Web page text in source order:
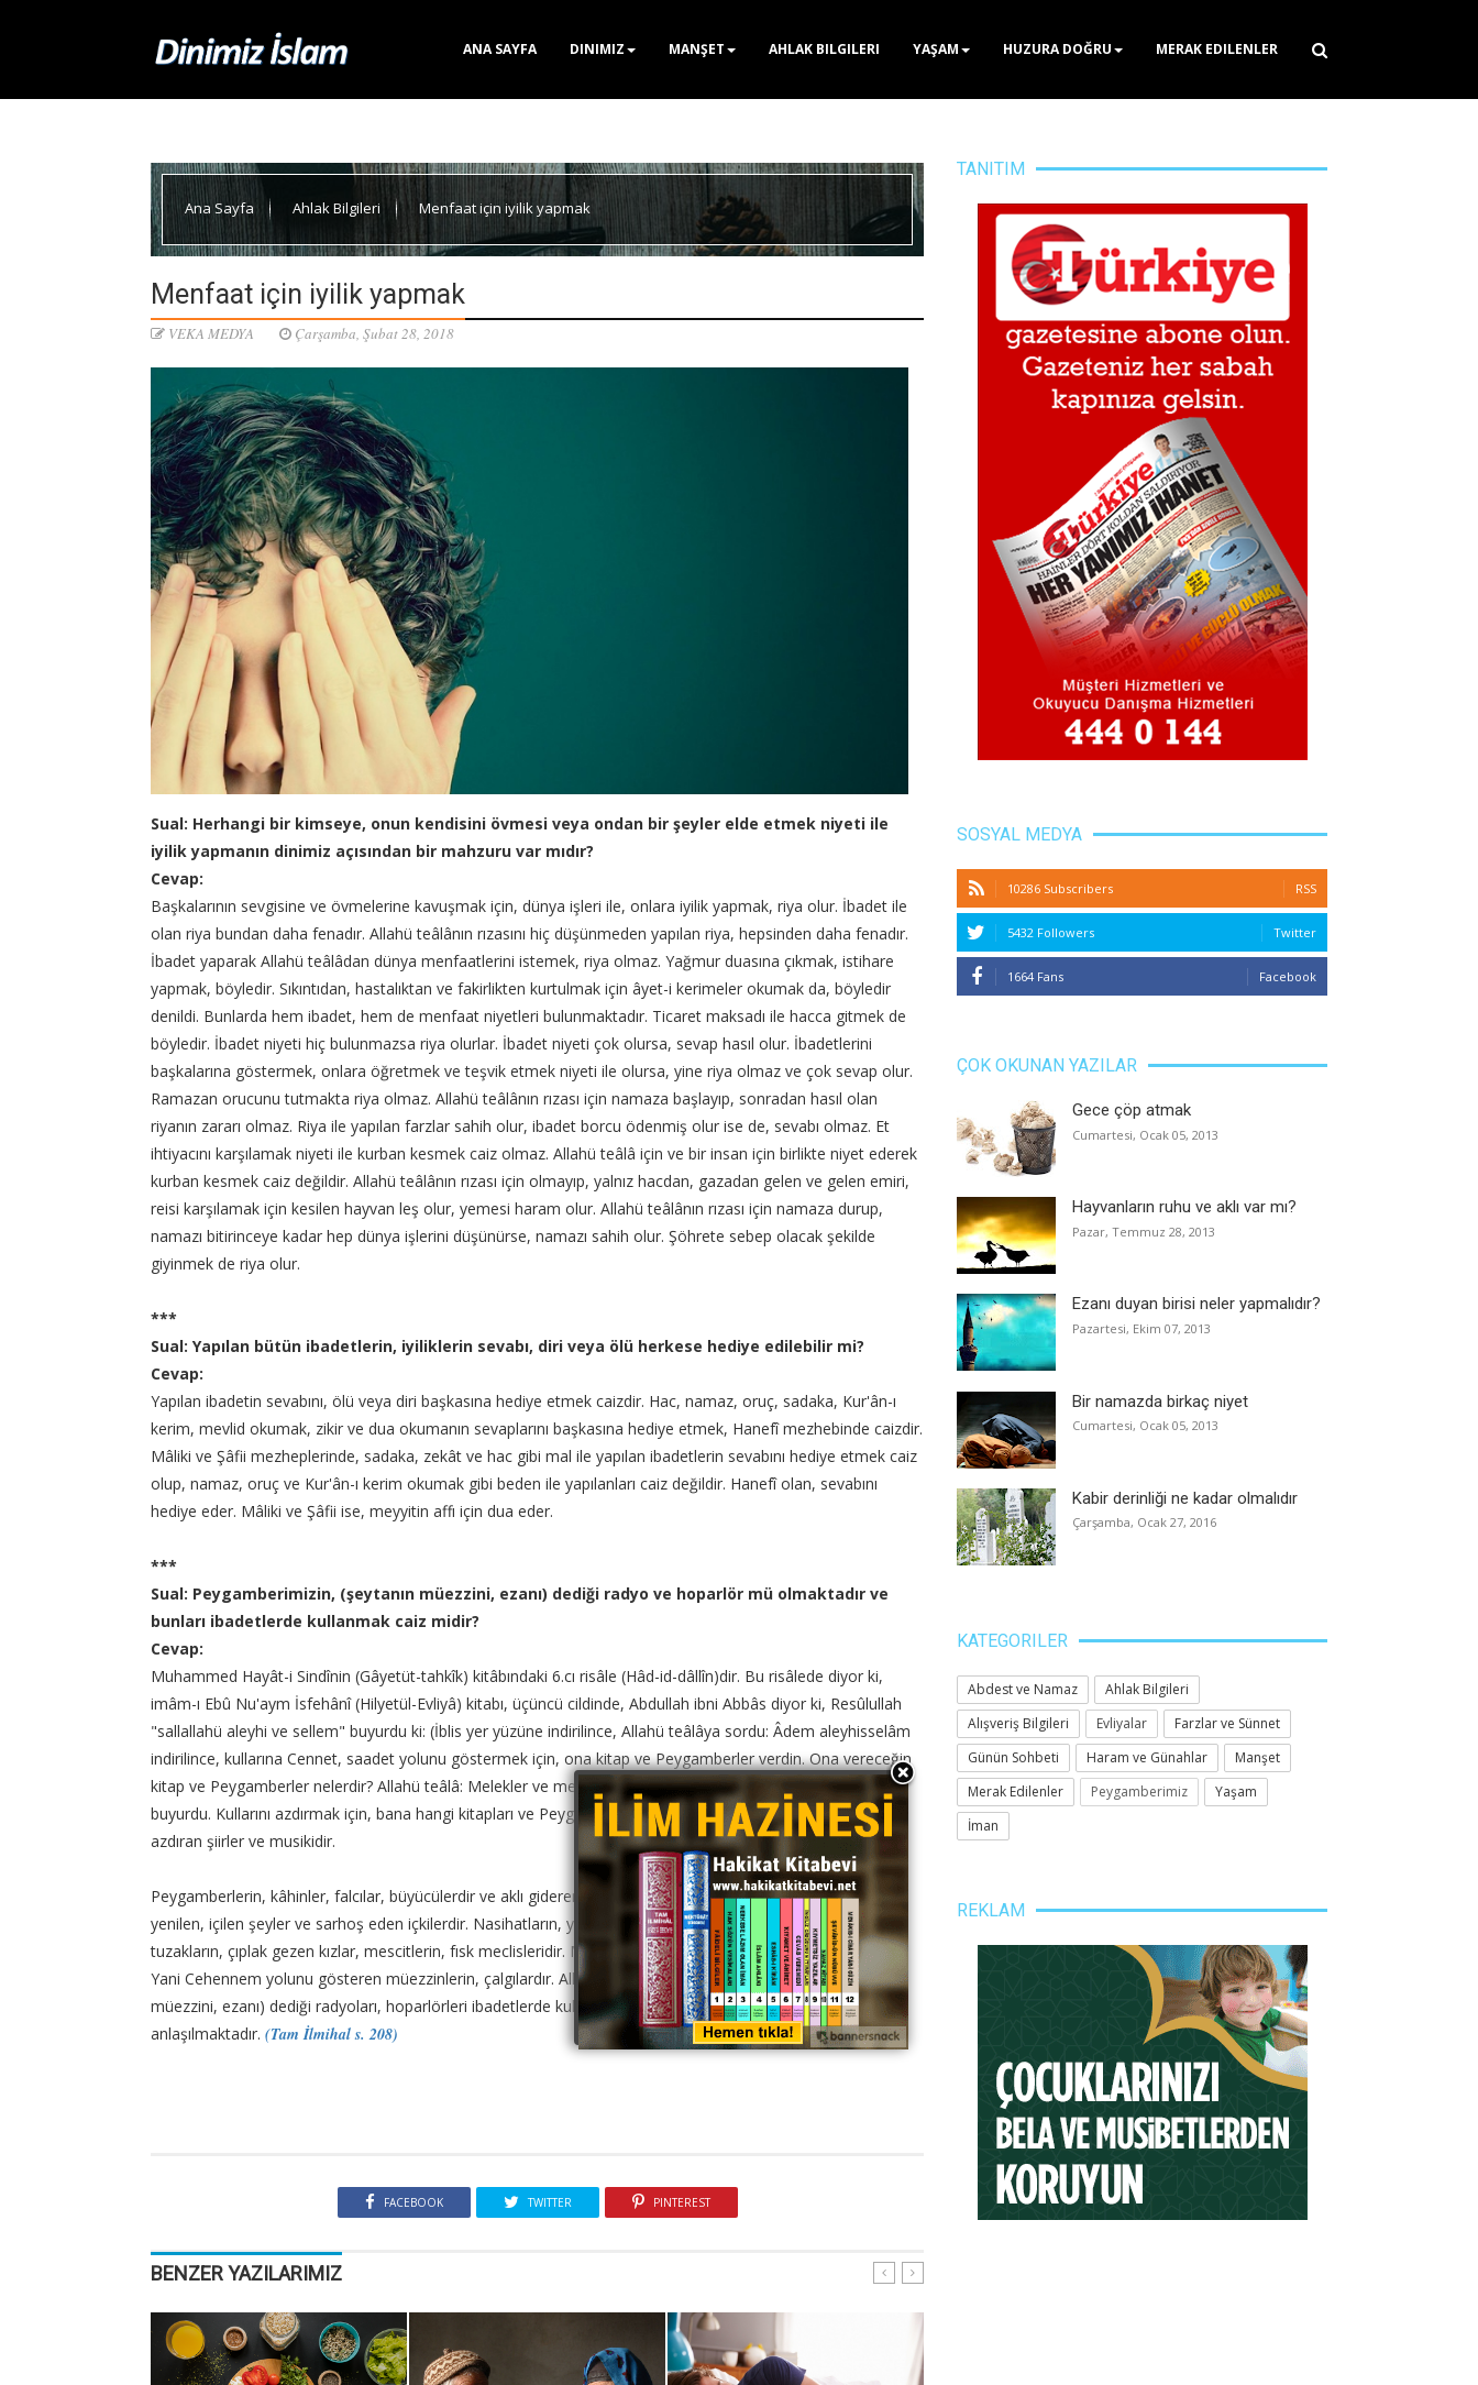
ANA SAYFA DINIMIZ MANŞET AHLAK BILGILERI YAŞAM HUZURA DOĞRU MERAK EDILENLER
Ana Sayfa Ahlak Bilgileri Menfaat için iyilik yapmak
Menfaat için iyilik yapmak
VEKA MEDYA Çarşamba, Şubat 28, 2018
Sual: Herhangi bir kimseye, onun kendisini övmesi veya ondan bir şeyler elde etmek niyeti ile
iyilik yapmanın dinimiz açısından bir mahzuru var mıdır?
Cevap:
Başkalarının sevgisine ve övmelerine kavuşmak için, dünya işleri ile, onlara iyilik yapmak, riya olur. İbadet ile
olan riya bundan daha fenadır. Allahü teâlânın rızasını hiç düşünmeden yapılan riya, hepsinden daha fenadır.
İbadet yaparak Allahü teâlâdan dünya menfaatlerini istemek, riya olmaz. Yağmur duasına çıkmak, istihare
yapmak, böyledir. Sıkıntıdan, hastalıktan ve fakirlikten kurtulmak için âyet-i kerimeler okumak da, böyledir
denildi. Bunlarda hem ibadet, hem de menfaat niyetleri bulunmaktadır. Ticaret maksadı ile hacca gitmek de
böyledir. İbadet niyeti hiç bulunmazsa riya olurlar. İbadet niyeti çok olursa, sevap hasıl olur. İbadetlerini
başkalarına göstermek, onlara öğretmek ve teşvik etmek niyeti ile olursa, yine riya olmaz ve çok sevap olur.
Ramazan orucunu tutmakta riya olmaz. Allahü teâlânın rızası için namaza başlayıp, sonradan hasıl olan
riyanın zararı olmaz. Riya ile yapılan farzlar sahih olur, ibadet borcu ödenmiş olur ise de, sevabı olmaz. Et
ihtiyacını karşılamak niyeti ile kurban kesmek caiz olmaz. Allahü teâlâ için ve bir insan için birlikte niyet ederek
kurban kesmek caiz değildir. Allahü teâlânın rızası için olmayıp, yalnız hacdan, gazadan gelen ve gelen emiri,
reisi karşılamak için kesilen hayvan leş olur, yemesi haram olur. Allahü teâlânın rızası için namaza durup,
namazı bitirinceye kadar hep dünya işlerini düşünürse, namazı sahih olur. Şöhrete sebep olacak şekilde
giyinmek de riya olur.
***
Sual: Yapılan bütün ibadetlerin, iyiliklerin sevabı, diri veya ölü herkese hediye edilebilir mi?
Cevap:
Yapılan ibadetin sevabını, ölü veya diri başkasına hediye etmek caizdir. Hac, namaz, oruç, sadaka, Kur'ân-ı
kerim, mevlid okumak, zikir ve dua okumanın sevaplarını başkasına hediye etmek, Hanefî mezhebinde caizdir.
Mâliki ve Şâfii mezheplerinde, sadaka, zekât ve hac gibi mal ile yapılan ibadetlerin sevabını hediye etmek caiz
olup, namaz, oruç ve Kur'ân-ı kerim okumak gibi beden ile yapılanları caiz değildir. Hanefî olan, sevabını
hediye eder. Mâliki ve Şâfii ise, meyyitin affı için dua eder.
***
Sual: Peygamberimizin, (şeytanın müezzini, ezanı) dediği radyo ve hoparlör mü olmaktadır ve
bunları ibadetlerde kullanmak caiz midir?
Cevap:
Muhammed Hayât-i Sindînin (Gâyetüt-tahkîk) kitâbındaki 6.cı risâle (Hâd-id-dâllîn)dir. Bu risâlede diyor ki,
imâm-ı Ebû Nu'aym İsfehânî (Hilyetül-Evliyâ) kitabı, üçüncü cildinde, Abdullah ibni Abbâs diyor ki, Resûlullah
"sallallahü aleyhi ve sellem" buyurdu ki: (İblis yer yüzüne indirilince, Allahü teâlâya sordu: Âdem aleyhisselâm
indirilince, kullarına Cennet, saadet yolunu göstermek için, ona kitap ve Peygamberler verdin. Ona vereceğin
kitap ve Peygamberler nelerdir? Allahü teâlâ: Melekler ve meşhur Peygamberler ve dört meşhur kitaptır,
buyurdu. Kullarını azdırmak için, bana hangi kitapları ve Peygamberleri vereceksin, dedi. Senin kitabın, nefsi
azdıran şiirler ve musikidir.
Peygamberlerin, kâhinler, falcılar, büyücülerdir ve aklı gideren, kalpleri karartan gıdaların da, Besmelesiz
yenilen, içilen şeyler ve sarhoş eden içkilerdir. Nasihatların, yalan, evin, spor sahaları ve hamamlar ve
tuzakların, çıplak gezen kızlar, mescitlerin, fısk meclisleridir. Müezzinlerin, mizmarlar [çalgılar]dır, buyurdu.)
Yani Cehennem yolunu gösteren müezzinlerin, çalgılardır. Allahü teâlânın ve Peygamberimizin, (şeytanın
müezzini, ezanı) dediği radyoları, hoparlörleri ibadetlerde kullanmanın büyük günâh olduğu, buradan da
anlaşılmaktadır. (Tam İlmihal s. 208)
FACEBOOK TWITTER PINTEREST
BENZER YAZILARIMIZ
TANITIM
SOSYAL MEDYA
10286 Subscribers RSS
5432 Followers Twitter
1664 Fans Facebook
ÇOK OKUNAN YAZILAR
Gece çöp atmak
Cumartesi, Ocak 05, 2013
Hayvanların ruhu ve aklı var mı?
Pazar, Temmuz 28, 2013
Ezanı duyan birisi neler yapmalıdır?
Pazartesi, Ekim 07, 2013
Bir namazda birkaç niyet
Cumartesi, Ocak 05, 2013
Kabir derinliği ne kadar olmalıdır
Çarşamba, Ocak 27, 2016
KATEGORILER
Abdest ve Namaz
Ahlak Bilgileri
Alışveriş Bilgileri
Evliyalar
Farzlar ve Sünnet
Günün Sohbeti
Haram ve Günahlar
Manşet
Merak Edilenler
Peygamberimiz
Yaşam
İman
REKLAM